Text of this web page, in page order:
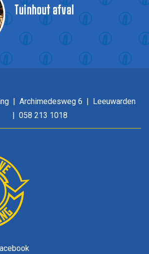
Tuinhout afval
Archimedesweg 6
Leeuwarden
058 213 1018